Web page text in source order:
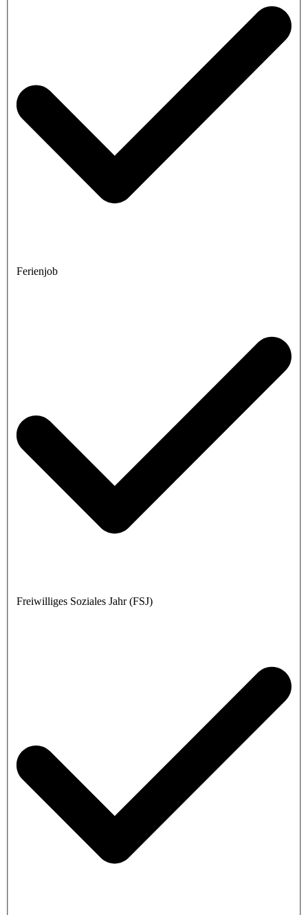
Ferienjob
Freiwilliges Soziales Jahr (FSJ)